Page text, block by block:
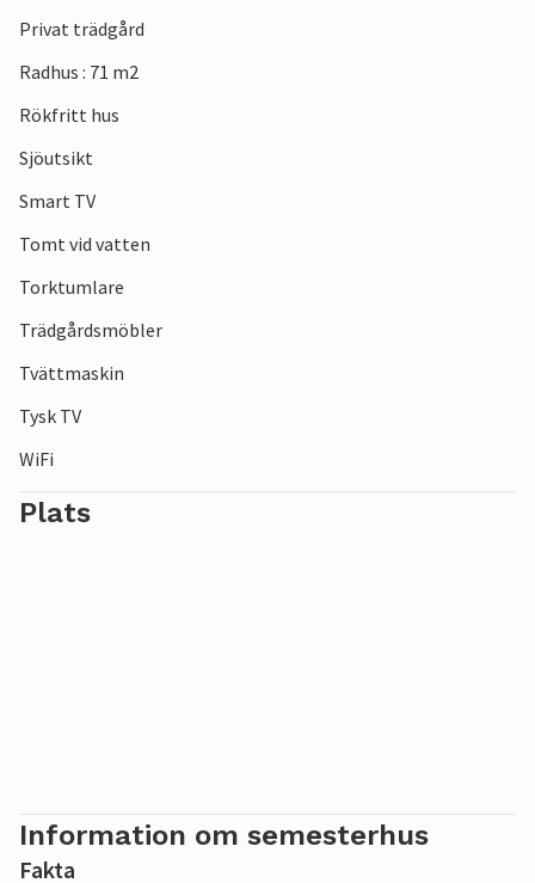
Privat trädgård
Radhus : 71 m2
Rökfritt hus
Sjöutsikt
Smart TV
Tomt vid vatten
Torktumlare
Trädgårdsmöbler
Tvättmaskin
Tysk TV
WiFi
Plats
Information om semesterhus
Fakta